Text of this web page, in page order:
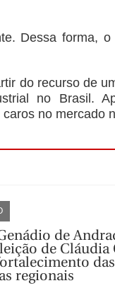
Dessa forma,
do recurso de
no Brasil.
no mercado
de
de Cláudia
das
regionais